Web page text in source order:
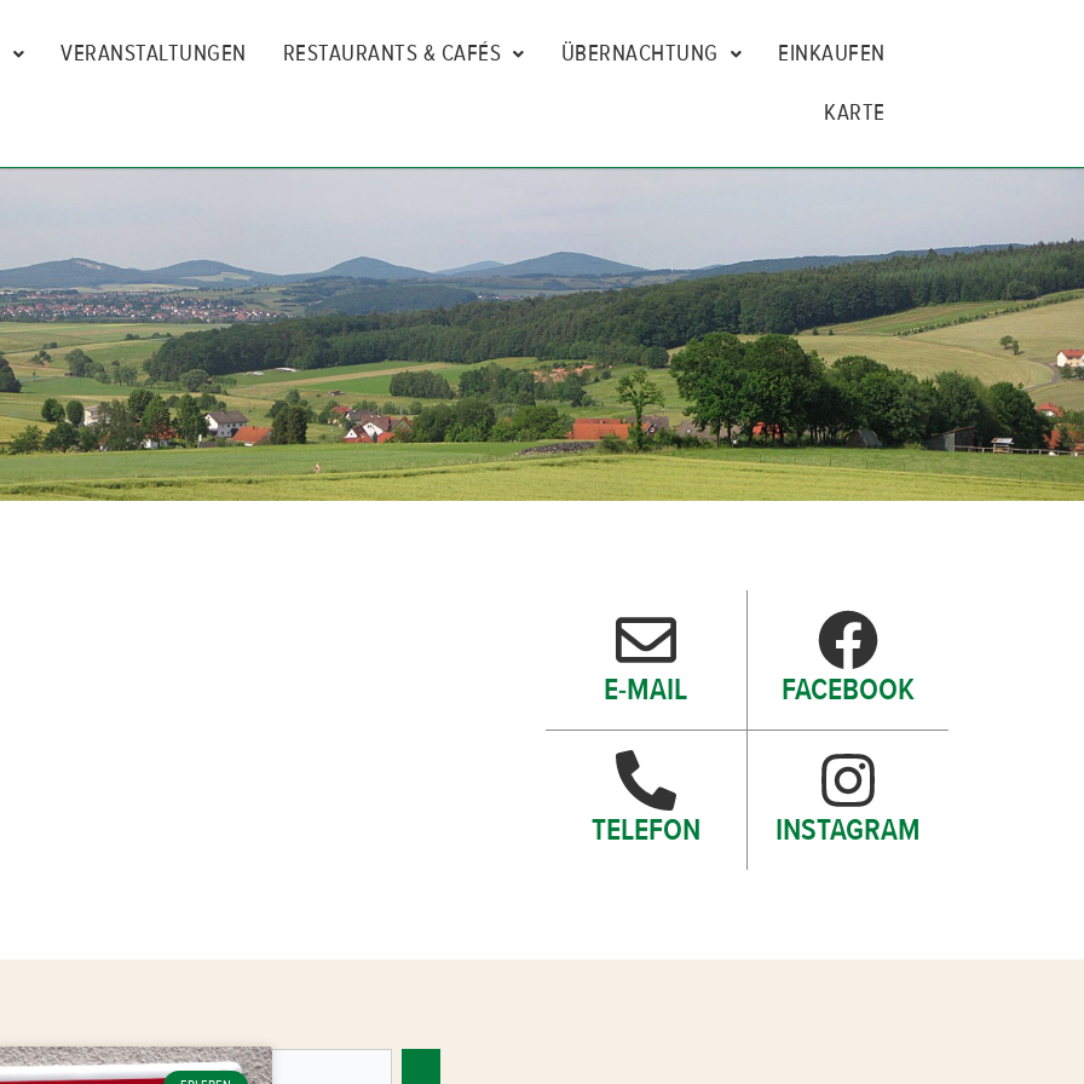
VERANSTALTUNGEN RESTAURANTS & CAFÉS ÜBERNACHTUNG EINKAUFEN
KARTE
E-MAIL FACEBOOK
TELEFON INSTAGRAM